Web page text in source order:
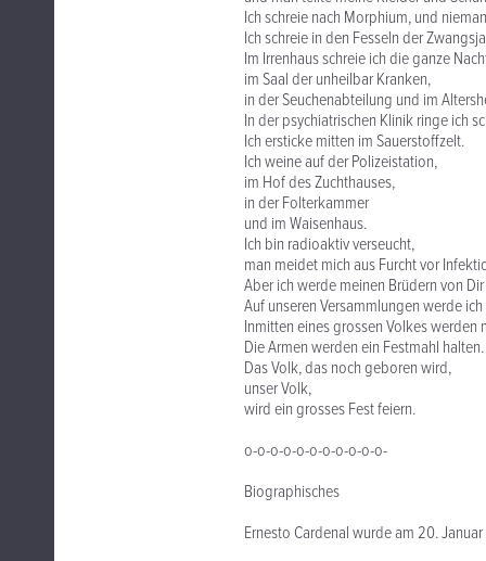
Ich schreie nach Morphium, und
Ich schreie in den Fesseln der
Im Irrenhaus schreie ich die ganze
im Saal der unheilbar Kranken,
in der Seuchenabteilung und im
In der psychiatrischen Klinik ringe ich
Ich ersticke mitten im Sauerstoffzelt.
Ich weine auf der Polizeistation,
im Hof des Zuchthauses,
in der Folterkammer
und im Waisenhaus.
Ich bin radioaktiv verseucht,
man meidet mich aus Furcht vor
Aber ich werde meinen Brüdern von
Auf unseren Versammlungen werde
Inmitten eines grossen Volkes werden
Die Armen werden ein Festmahl halten.
Das Volk, das noch geboren wird,
unser Volk,
wird ein grosses Fest feiern.
o-o-o-o-o-o-o-o-o-o-o-
Biographisches
Ernesto Cardenal wurde am 20.